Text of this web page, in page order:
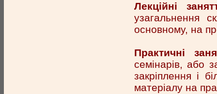
Лекційні
узагальнення
основному, на
Практичні
семінарів, або
закріплення і
матеріалу на